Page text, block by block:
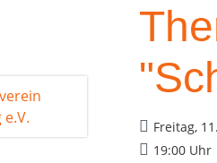
Freitag,
19:00 Uhr